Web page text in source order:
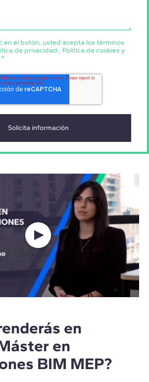
en el botón, usted acepta los términos
de privacidad , Política de cookies y
.*
en
en
BIM MEP?